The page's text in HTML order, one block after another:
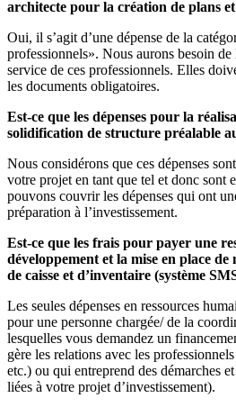
architecte pour la création de plans et
Oui, il s’agit d’une dépense de la
professionnels». Nous aurons besoin de
service de ces professionnels. Elles
les documents obligatoires.
Est-ce que les dépenses pour la
solidification de structure préalable
Nous considérons que ces dépenses
votre projet en tant que tel et donc sont
pouvons couvrir les dépenses qui ont
préparation à l’investissement.
Est-ce que les frais pour payer une
développement et la mise en place de
de caisse et d’inventaire (système
Les seules dépenses en ressources
pour une personne chargée/ de la
lesquelles vous demandez un
gère les relations avec les
etc.) ou qui entreprend des démarches
liées à votre projet d’investissement).